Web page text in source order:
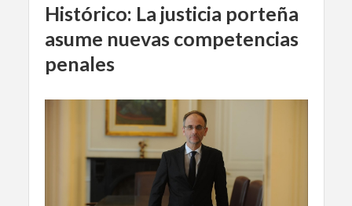
Histórico: La justicia porteña
asume nuevas competencias
penales